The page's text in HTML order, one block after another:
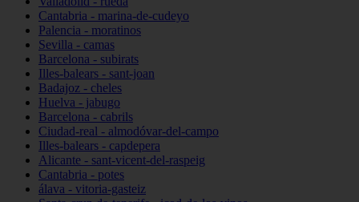
Cantabria - marina-de-cudeyo
Palencia - moratinos
Sevilla - camas
Barcelona - subirats
Illes-balears - sant-joan
Badajoz - cheles
Huelva - jabugo
Barcelona - cabrils
Ciudad-real - almodóvar-del-campo
Illes-balears - capdepera
Alicante - sant-vicent-del-raspeig
Cantabria - potes
álava - vitoria-gasteiz